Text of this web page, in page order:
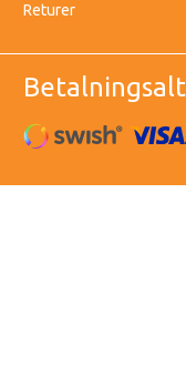
Returer